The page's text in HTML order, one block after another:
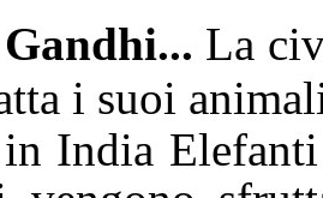
La
i suoi
India